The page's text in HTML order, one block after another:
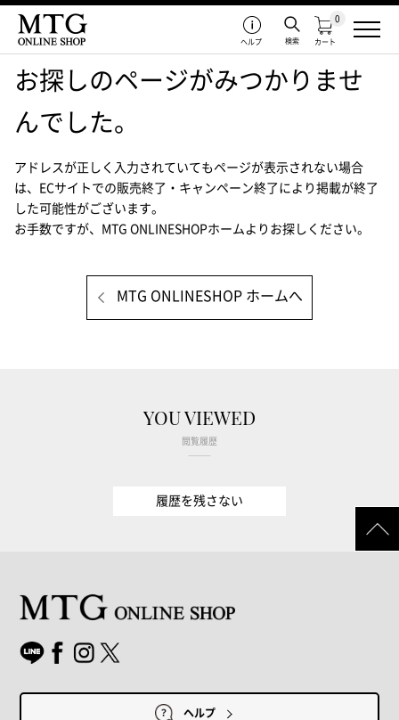
カート
0
検索
ヘルプ
お探しのページがみつかりませ
んでした。
アドレスが正しく入力されていてもページが表示されない場合
は、
ECサイトでの販売終了・キャンペーン終了により掲載が終了
した可能性がございます。
お手数ですが、MTG ONLINESHOPホームよりお探しください。
MTG ONLINESHOP ホームへ
YOU VIEWED
閲覧履歴
履歴を残さない
ヘルプ